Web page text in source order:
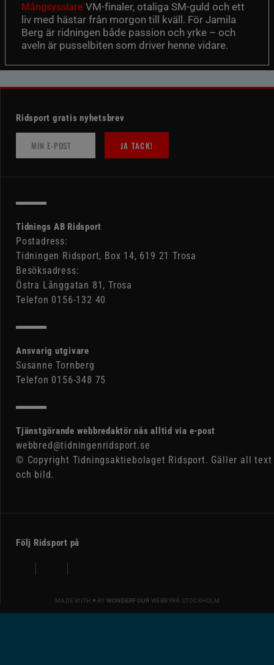
Mångsysslare VM-finaler, otaliga SM-guld och ett
liv med hästar från morgon till kväll. För Jamila
Berg är ridningen både passion och yrke – och
aveln är pusselbiten som driver henne vidare.
Ridsport gratis nyhetsbrev
JA TACK!
Tidnings AB Ridsport
Postadress:
Tidningen Ridsport, Box 14, 619 21 Trosa
Besöksadress:
Östra Långgatan 81, Trosa
Telefon 0156-132 40
Ansvarig utgivare
Susanne Tornberg
Telefon 0156-348 75
Tjänstgörande webbredaktör nås alltid via e-post
webbred@tidningenridsport.se
© Copyright Tidningsaktiebolaget Ridsport. Gäller all text
och bild.
Följ Ridsport på
MADE WITH ♥ BY WONDERFOUR WEBBYRÅ STOCKHOLM